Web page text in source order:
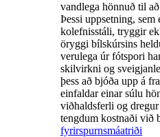
vandlega hönnuð til
Þessi uppsetning,
kolefnisstáli, tryggir
öryggi bílskúrsins
verulega úr fótspori
skilvirkni og
þess að bjóða upp á
einfaldar einar súlu
viðhaldsferli og
tengdum kostnaði við
fyrirspurnsmáatriði